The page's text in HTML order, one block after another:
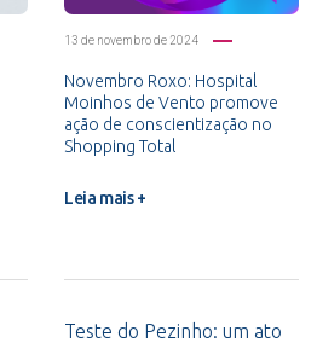
13 de novembro de 2024
Novembro Roxo: Hospital
Moinhos de Vento promove
ação de conscientização no
Shopping Total
Leia mais +
Teste do Pezinho: um ato